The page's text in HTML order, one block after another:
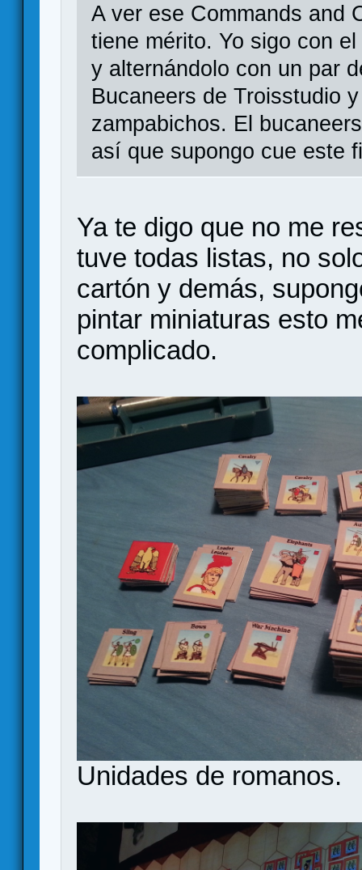
A ver ese Commands and
tiene mérito. Yo sigo con
y alternándolo con un par
Bucaneers de Troisstudio
zampabichos. El
así que supongo cue este
Ya te digo que no me
tuve todas listas, no
cartón y demás,
pintar miniaturas esto
complicado.
Unidades de romanos.